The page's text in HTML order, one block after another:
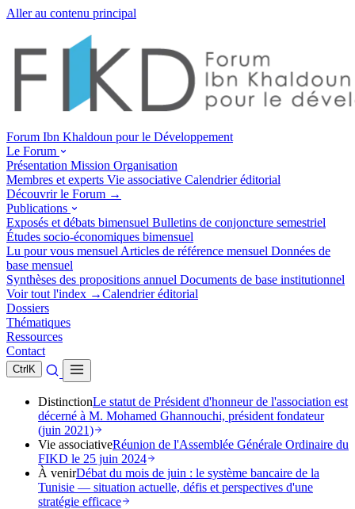
Aller au contenu principal
Forum Ibn Khaldoun pour le Développement
Le Forum
Présentation Mission Organisation
Membres et experts Vie associative Calendrier éditorial
Découvrir le Forum →
Publications
Exposés et débats bimensuel Bulletins de conjoncture semestriel
Études socio-économiques bimensuel
Lu pour vous mensuel Articles de référence mensuel Données de
base mensuel
Synthèses des propositions annuel Documents de base institutionnel
Voir tout l'index →Calendrier éditorial
Dossiers
Thématiques
Ressources
Contact
Ctrl K
DistinctionLe statut de Président d'honneur de l'association est
décerné à M. Mohamed Ghannouchi, président fondateur
(juin 2021)
Vie associativeRéunion de l'Assemblée Générale Ordinaire du
FIKD le 25 juin 2024
À venirDébat du mois de juin : le système bancaire de la
Tunisie — situation actuelle, défis et perspectives d'une
stratégie efficace